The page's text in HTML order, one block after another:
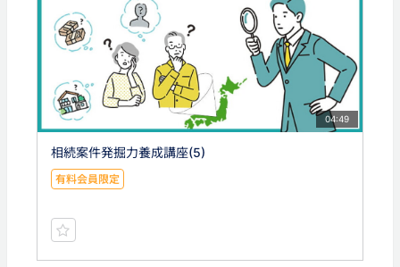
04:49
相続案件発掘力養成講座(5)
有料会員限定